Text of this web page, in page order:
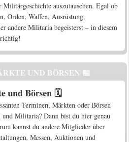
Militärgeschichte auszutauschen. Egal ob
Orden, Waffen, Ausrüstung,
andere Militaria begeisterst – in diesem
UND BÖRSEN 📅
und Börsen 🗓️
Terminen, Märkten oder Börsen
Militaria? Dann bist du hier genau
kannst du andere Mitglieder über
Messen, Auktionen und